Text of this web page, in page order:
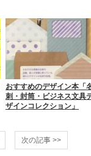
おすすめのデザイン本「
刺・封筒・ビジネス文具
ザインコレクション」
次の記事 >>